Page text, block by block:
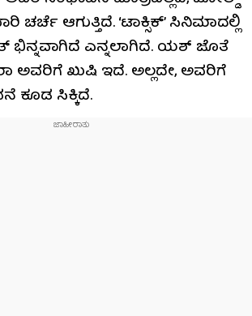
ಚರ್ಚೆ ಆಗುತ್ತಿದೆ. ‘ಟಾಕ್ಸಿಕ್’ ಸಿನಿಮಾದಲ್ಲಿ
ಭಿನ್ನವಾಗಿದೆ ಎನ್ನಲಾಗಿದೆ. ಯಶ್ ಜೊತೆ
ಅವರಿಗೆ ಖುಷಿ ಇದೆ. ಅಲ್ಲದೇ, ಅವರಿಗೆ
ಕೂಡ ಸಿಕ್ಕಿದೆ.